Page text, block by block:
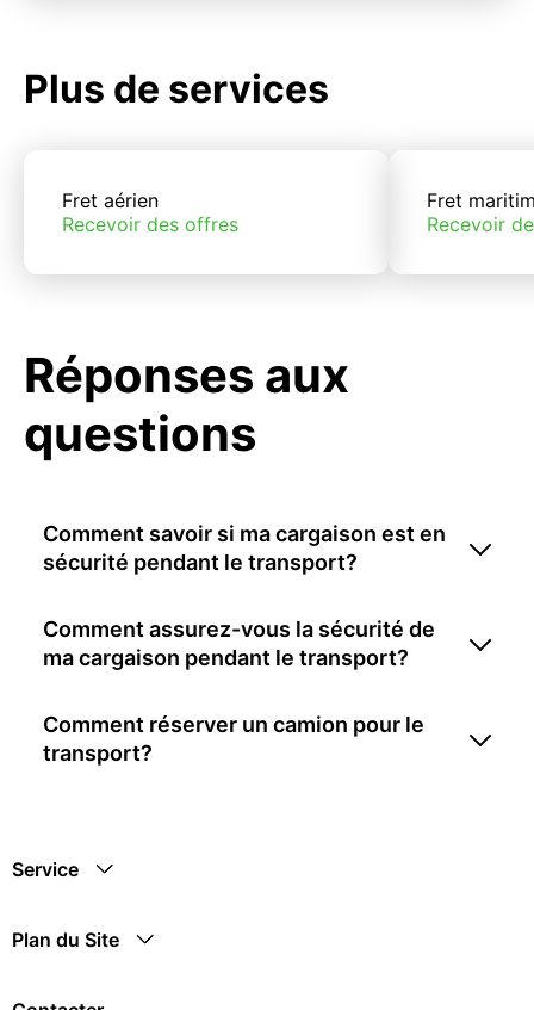
Plus de services
Fret aérien
Recevoir des offres
Fret
Recevoir
Réponses aux
questions
Comment savoir si ma cargaison est en
sécurité pendant le transport?
Comment assurez-vous la sécurité de
ma cargaison pendant le transport?
Comment réserver un camion pour le
transport?
Service
Plan du Site